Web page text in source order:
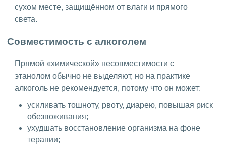
сухом месте, защищённом от влаги и прямого
света.
Совместимость с алкоголем
Прямой «химической» несовместимости с
этанолом обычно не выделяют, но на практике
алкоголь не рекомендуется, потому что он может:
усиливать тошноту, рвоту, диарею, повышая риск
обезвоживания;
ухудшать восстановление организма на фоне
терапии;